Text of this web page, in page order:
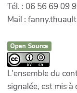
Tél. : 06 56 69 09
Mail :
Open Source
L'ensemble du
signalée, est mis à